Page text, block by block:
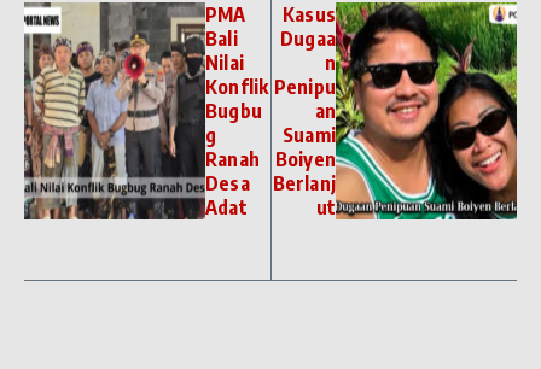
PMA
Bali
Nilai
Konflik
Bugbu
g
Ranah
Desa
Adat
Kasus
Dugaa
n
Penipu
an
Suami
Boiyen
Berlanj
ut